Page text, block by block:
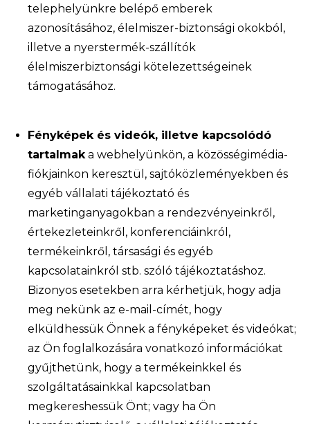
telephelyünkre belépő emberek
azonosításához, élelmiszer-biztonsági okokból,
illetve a nyerstermék-szállítók
élelmiszerbiztonsági kötelezettségeinek
támogatásához.
Fényképek és videók, illetve kapcsolódó
tartalmaka webhelyünkön, a közösségimédia-
fiókjainkon keresztül, sajtóközleményekben és
egyéb vállalati tájékoztató és
marketinganyagokban a rendezvényeinkről,
értekezleteinkről, konferenciáinkról,
termékeinkről, társasági és egyéb
kapcsolatainkról stb. szóló tájékoztatáshoz.
Bizonyos esetekben arra kérhetjük, hogy adja
meg nekünk az e-mail-címét, hogy
elküldhessük Önnek a fényképeket és videókat;
az Ön foglalkozására vonatkozó információkat
gyűjthetünk, hogy a termékeinkkel és
szolgáltatásainkkal kapcsolatban
megkereshessük Önt; vagy ha Ön